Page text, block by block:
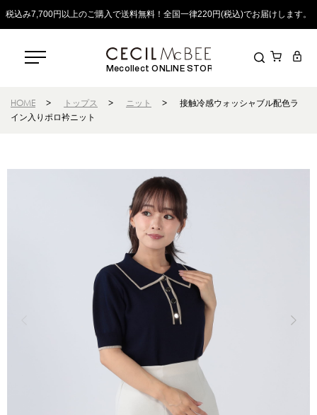
税込み7,700円以上のご購入で送料無料！全国一律220円(税込)でお届けします。
Mecollect ONLINE STORE
HOME > トップス > ニット >
接触冷感ウォッシャブル配色ラ
イン入りポロ衿ニット